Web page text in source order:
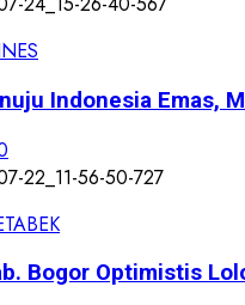
Indonesia Emas,
Bogor Optimistis